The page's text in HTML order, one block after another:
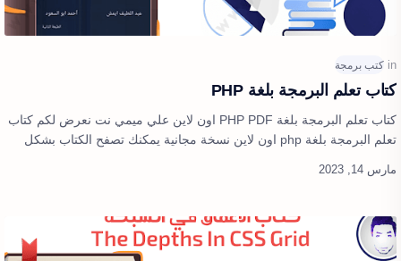
كتاب تعلم البرمجة بلغة PHP
كتاب تعلم البرمجة بلغة PHP PDF اون لاين علي ميمي نت نعرض لكم كتاب
تعلم البرمجة بلغة php اون لاين نسخة مجانية يمكنك تصفح الكتاب بشكل